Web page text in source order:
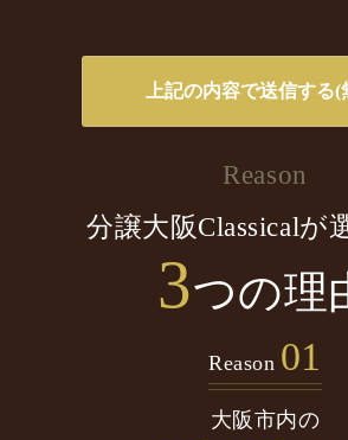
Reason
分譲大阪Classicalが
3つの理
Reason 01
大阪市内の